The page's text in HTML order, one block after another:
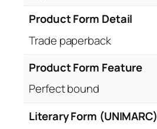
Product Form Detail
Trade paperback
Product Form Feature
Perfect bound
Literary Form (UNIMARC)